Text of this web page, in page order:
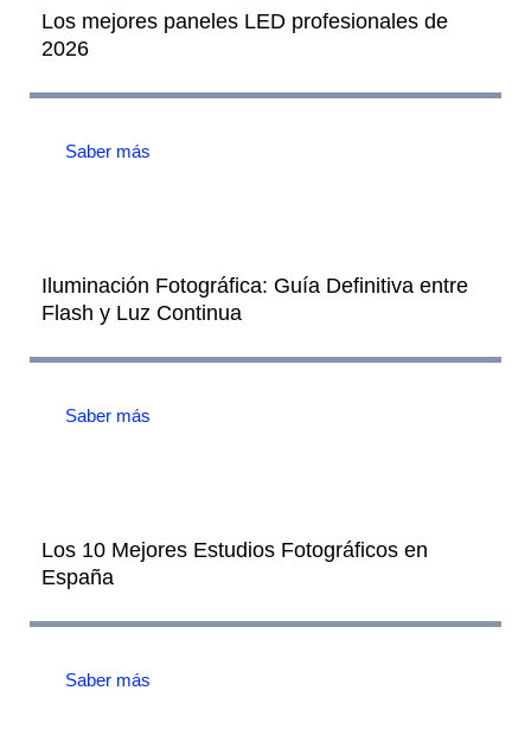
Los mejores paneles LED profesionales de
2026
Saber más
Iluminación Fotográfica: Guía Definitiva entre
Flash y Luz Continua
Saber más
Los 10 Mejores Estudios Fotográficos en
España
Saber más